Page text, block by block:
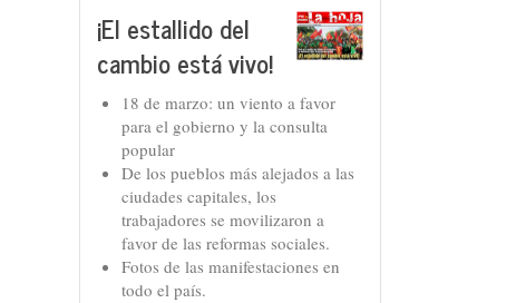
¡El estallido del
cambio está vivo!
18 de marzo: un viento a favor
para el gobierno y la consulta
popular
De los pueblos más alejados a las
ciudades capitales, los
trabajadores se movilizaron a
favor de las reformas sociales.
Fotos de las manifestaciones en
todo el país.